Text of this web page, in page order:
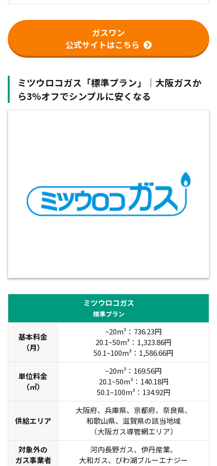
ガスワン
公式サイトはこちら
ミツウロコガス「標準プラン」｜大阪ガスか
ら3%オフでシンプルに安くなる
ミツウロコガス
標準プラン
基本料金
（月）
~20m³：736.23円
20.1~50m³：1,323.86円
50.1~100m³：1,586.66円
単位料金
（㎥）
~20m³：169.56円
20.1~50m³：140.18円
50.1~100m³：134.92円
供給エリア
大阪府、兵庫県、京都府、奈良県、
和歌山県、滋賀県の該当地域
（大阪ガス導管網エリア）
対象外の
ガス事業者
河内長野ガス、伊丹産業、
大和ガス、びわ湖ブルーエナジー